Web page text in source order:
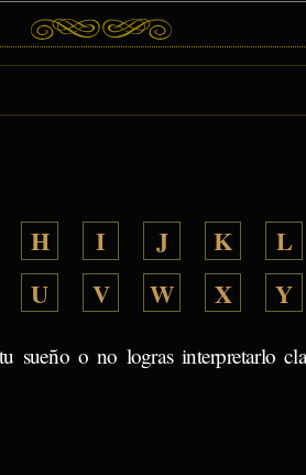
H I J K L
U V W X Y
o no logras interpretarlo